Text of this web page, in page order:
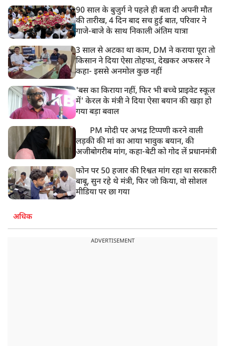
10:21 AM
हिमाचल के चंबा में बड़ा सड़क हादसा, 7 यात्रियों की मौत; 11
घायल
90 साल के बुजुर्ग ने पहले ही बता दी अपनी मौत
की तारीख, 4 दिन बाद सच हुई बात, परिवार ने
गाजे-बाजे के साथ निकाली अंतिम यात्रा
3 साल से अटका था काम, DM ने कराया पूरा तो
किसान ने दिया ऐसा तोहफा, देखकर अफसर ने
कहा- इससे अनमोल कुछ नहीं
'बस का किराया नहीं, फिर भी बच्चे प्राइवेट स्कूल
में' केरल के मंत्री ने दिया ऐसा बयान की खड़ा हो
गया बड़ा बवाल
PM मोदी पर अभद्र टिप्पणी करने वाली
लड़की की मां का आया भावुक बयान, की
अजीबोगरीब मांग, कहा-बेटी को गोद लें प्रधानमंत्री
फोन पर 50 हजार की रिश्वत मांग रहा था सरकारी
बाबू, सुन रहे थे मंत्री, फिर जो किया, वो सोशल
मीडिया पर छा गया
अधिक
ADVERTISEMENT